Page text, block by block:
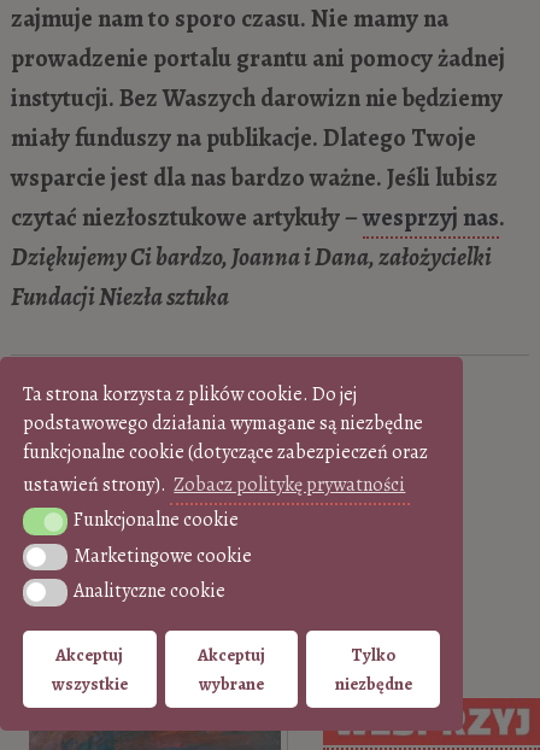
Ta strona korzysta z plików cookie. Do jej
podstawowego działania wymagane są niezbędne
funkcjonalne cookie (dotyczące zabezpieczeń oraz
ustawień strony). Zobacz politykę prywatności
Funkcjonalne cookie
Funkcjonalne cookie
Marketingowe cookie
Marketingowe cookie
Analityczne cookie
Analityczne cookie
Akceptuj
wszystkie
Akceptuj
wybrane
Tylko
niezbędne
zajmuje nam to sporo czasu. Nie mamy na
prowadzenie portalu grantu ani pomocy żadnej
instytucji. Bez Waszych darowizn nie będziemy
miały funduszy na publikacje. Dlatego Twoje
wsparcie jest dla nas bardzo ważne. Jeśli lubisz
czytać niezłosztukowe artykuły –wesprzyj nas.
Dziękujemy Ci bardzo, Joanna i Dana, założycielki
Fundacji Niezła sztuka
A może to Cię zainteresuje:
Claude Monet. 7 faktów o
tym artyście, o których nie…